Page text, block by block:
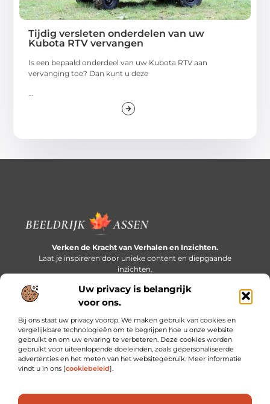
Uw privacy is belangrijk
voor ons.
Bij ons staat uw privacy voorop. We maken gebruik van cookies en
vergelijkbare technologieën om te begrijpen hoe u onze website
gebruikt en om uw ervaring te verbeteren. Deze cookies worden
gebruikt voor uiteenlopende doeleinden, zoals gepersonaliseerde
advertenties en het meten van het websitegebruik. Meer informatie
vindt u in ons [cookiebeleid].
Tijdig versleten onderdelen van uw
Kubota RTV vervangen
Is een bepaald onderdeel van uw Kubota RTV aan
vervanging toe? Dan kunt u deze
Verken de Kracht van Verhalen en Inzichten.
Laat je inspireren door unieke content en diepgaande
inzichten.
Bericht categorie
Onze informatie